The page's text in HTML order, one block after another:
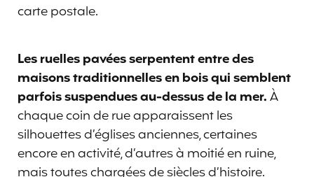
carte postale.
Les ruelles pavées serpentent entre des
maisons traditionnelles en bois qui semblent
parfois suspendues au-dessus de la mer.À
chaque coin de rue apparaissent les
silhouettes d’églises anciennes, certaines
encore en activité, d’autres à moitié en ruine,
mais toutes chargées de siècles d’histoire.